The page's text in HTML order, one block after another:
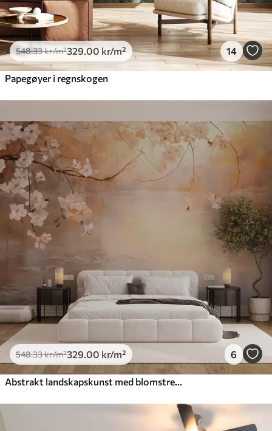
548.33kr/m²329 .00 kr/m² 14
Papegøyer i regnskogen
548.33kr/m²329 .00 kr/m² 6